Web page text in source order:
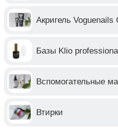
Акригель Voguenails
Базы Klio professional
Вспомогательные
Втирки